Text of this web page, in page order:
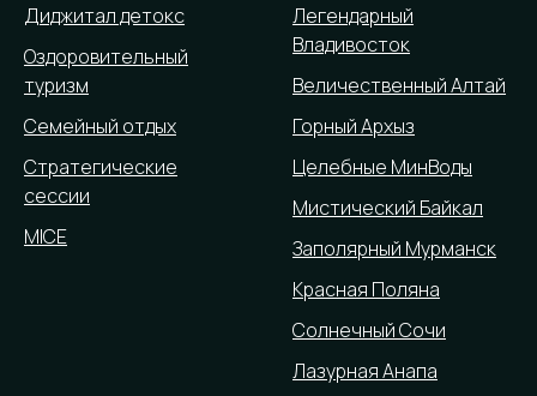
Диджитал детокс
Оздоровительный
туризм
Семейный отдых
Стратегические
сессии
MICE
Легендарный
Владивосток
Величественный Алтай
Горный Архыз
Целебные МинВоды
Мистический Байкал
Заполярный Мурманск
Красная Поляна
Солнечный Сочи
Лазурная Анапа